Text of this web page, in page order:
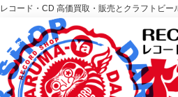
レコード・CD 高価買取・販売とクラフトビ
レコード高価買取はこちら
HOME